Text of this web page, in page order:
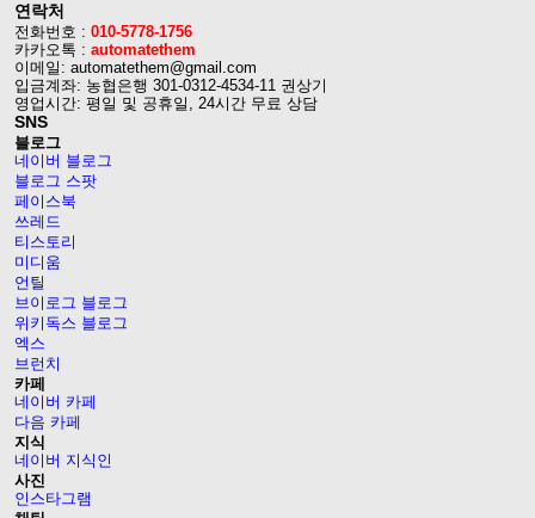
연락처
전화번호 : 010-5778-1756
카카오톡 : automatethem
이메일: automatethem@gmail.com
입금계좌: 농협은행 301-0312-4534-11 권상기
영업시간: 평일 및 공휴일, 24시간 무료 상담
SNS
블로그
네이버 블로그
블로그 스팟
페이스북
쓰레드
티스토리
미디움
언틸
브이로그 블로그
위키독스 블로그
엑스
브런치
카페
네이버 카페
다음 카페
지식
네이버 지식인
사진
인스타그램